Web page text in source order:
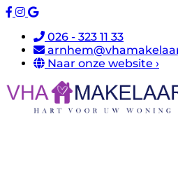
026 - 323 11 33
Naar onze website ›